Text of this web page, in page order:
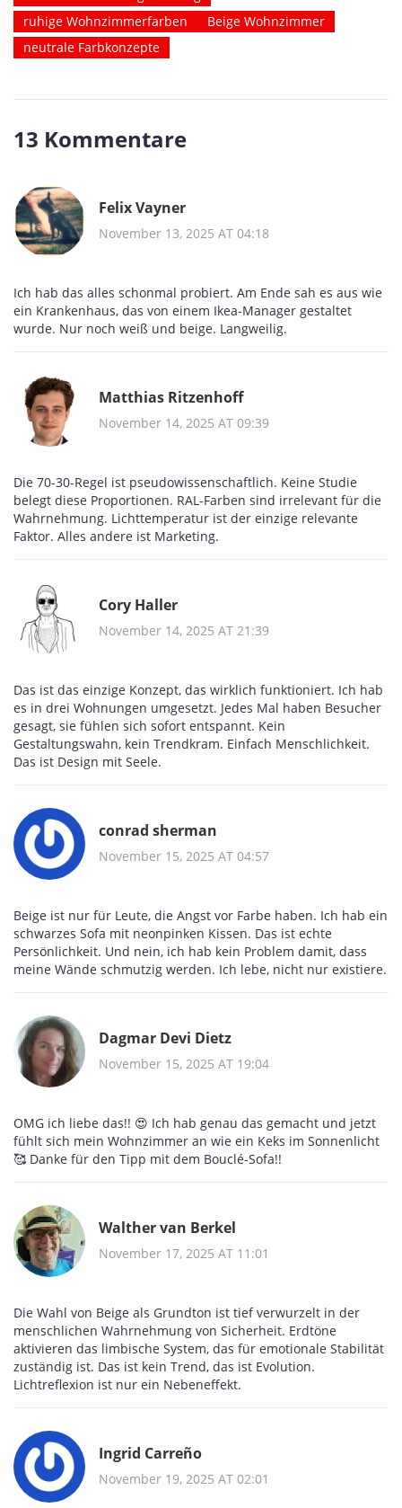
ruhige Wohnzimmerfarben
Beige Wohnzimmer
neutrale Farbkonzepte
13 Kommentare
Felix Vayner
November 13, 2025 AT 04:18
Ich hab das alles schonmal probiert. Am Ende sah es aus wie
ein Krankenhaus, das von einem Ikea-Manager gestaltet
wurde. Nur noch weiß und beige. Langweilig.
Matthias Ritzenhoff
November 14, 2025 AT 09:39
Die 70-30-Regel ist pseudowissenschaftlich. Keine Studie
belegt diese Proportionen. RAL-Farben sind irrelevant für die
Wahrnehmung. Lichttemperatur ist der einzige relevante
Faktor. Alles andere ist Marketing.
Cory Haller
November 14, 2025 AT 21:39
Das ist das einzige Konzept, das wirklich funktioniert. Ich hab
es in drei Wohnungen umgesetzt. Jedes Mal haben Besucher
gesagt, sie fühlen sich sofort entspannt. Kein
Gestaltungswahn, kein Trendkram. Einfach Menschlichkeit.
Das ist Design mit Seele.
conrad sherman
November 15, 2025 AT 04:57
Beige ist nur für Leute, die Angst vor Farbe haben. Ich hab ein
schwarzes Sofa mit neonpinken Kissen. Das ist echte
Persönlichkeit. Und nein, ich hab kein Problem damit, dass
meine Wände schmutzig werden. Ich lebe, nicht nur existiere.
Dagmar Devi Dietz
November 15, 2025 AT 19:04
OMG ich liebe das!! 😍 Ich hab genau das gemacht und jetzt
fühlt sich mein Wohnzimmer an wie ein Keks im Sonnenlicht
🥰 Danke für den Tipp mit dem Bouclé-Sofa!!
Walther van Berkel
November 17, 2025 AT 11:01
Die Wahl von Beige als Grundton ist tief verwurzelt in der
menschlichen Wahrnehmung von Sicherheit. Erdtöne
aktivieren das limbische System, das für emotionale Stabilität
zuständig ist. Das ist kein Trend, das ist Evolution.
Lichtreflexion ist nur ein Nebeneffekt.
Ingrid Carreño
November 19, 2025 AT 02:01